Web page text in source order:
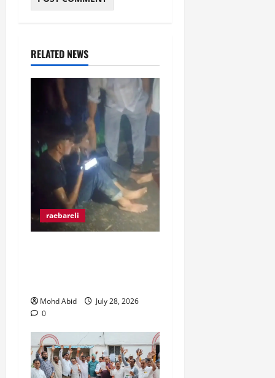
RELATED NEWS
raebareli
Mohd Abid
July 28, 2026
0